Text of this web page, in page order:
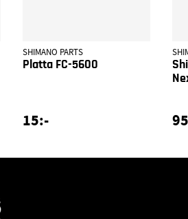
SHIMANO PARTS
Platta FC-5600
15:-